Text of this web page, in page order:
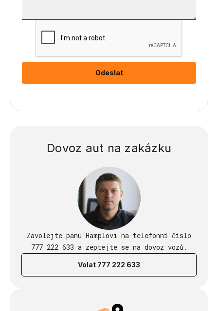
Dovoz aut na zakázku
Zavolejte panu Hamplovi na telefonní číslo
777 222 633 a zeptejte se na dovoz vozů.
Volat 777 222 633